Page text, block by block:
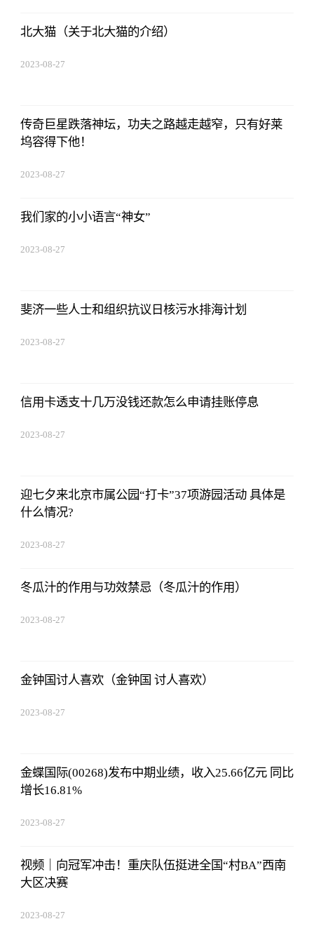
北大猫（关于北大猫的介绍）
2023-08-27
传奇巨星跌落神坛，功夫之路越走越窄，只有好莱
坞容得下他！
2023-08-27
我们家的小小语言“神女”
2023-08-27
斐济一些人士和组织抗议日核污水排海计划
2023-08-27
信用卡透支十几万没钱还款怎么申请挂账停息
2023-08-27
迎七夕来北京市属公园“打卡”37项游园活动 具体是
什么情况?
2023-08-27
冬瓜汁的作用与功效禁忌（冬瓜汁的作用）
2023-08-27
金钟国讨人喜欢（金钟国 讨人喜欢）
2023-08-27
金蝶国际(00268)发布中期业绩，收入25.66亿元 同比
增长16.81%
2023-08-27
视频｜向冠军冲击！重庆队伍挺进全国“村BA”西南
大区决赛
2023-08-27